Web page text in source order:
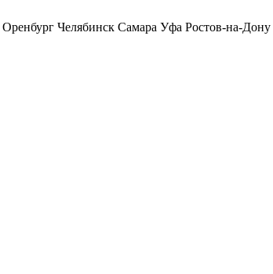
Оренбург Челябинск Самара Уфа Ростов-на-Дону